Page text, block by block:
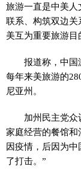
旅游一直是中美人
联系、构筑双边关
美互为重要旅游目
报道称，中国
每年来美旅游的
尼亚州。
加州民主党众
家庭经营的餐馆
因疫情，后因为
了打击。”